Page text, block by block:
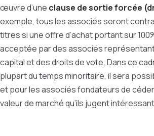
œuvre d’une clause de sortie forcée
exemple, tous les associés seront
titres si une offre d’achat portant sur
acceptée par des associés représentant
capital et des droits de vote. Dans ce
plupart du temps minoritaire, il sera
et pour les associés fondateurs de
valeur de marché qu’ils jugent